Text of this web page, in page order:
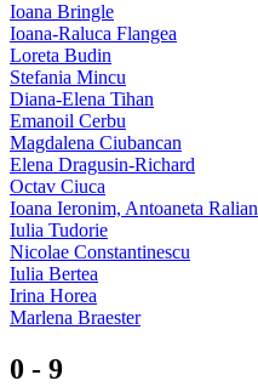
Ioana Bringle
Ioana-Raluca Flangea
Loreta Budin
Stefania Mincu
Diana-Elena Tihan
Emanoil Cerbu
Magdalena Ciubancan
Elena Dragusin-Richard
Octav Ciuca
Ioana Ieronim, Antoaneta Ralian
Iulia Tudorie
Nicolae Constantinescu
Iulia Bertea
Irina Horea
Marlena Braester
0 - 9